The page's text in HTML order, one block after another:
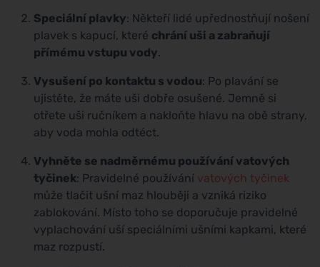
Speciální plavky: Někteří lidé upřednostňují nošení
plavek s kapucí, které chrání uši a zabraňují
přímému vstupu vody.
Vysušení po kontaktu s vodou: Po plavání se
ujistěte, že máte uši dobře osušené. Jemně si
otřete uši ručníkem a nakloňte hlavu na obě strany,
aby voda mohla odtéct.
Vyhněte se nadměrnému používání vatových
tyčinek: Pravidelné používání vatových tyčinek
může tlačit ušní maz hlouběji a vzniká riziko
zablokování. Místo toho se doporučuje pravidelné
vyplachování uší speciálními ušními kapkami, které
maz rozpustí.